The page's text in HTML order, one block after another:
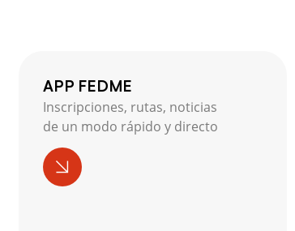
APP FEDME
Inscripciones, rutas, noticias
de un modo rápido y directo